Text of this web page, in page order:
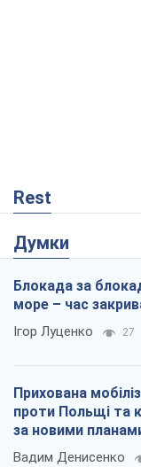
Rest
Думки
Блокада за
море – час
Ігор Луценко 27
Прихована
проти Польщі та
за новими
Вадим Денисенко